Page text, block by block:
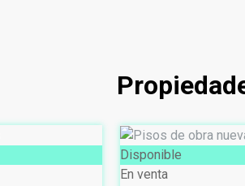
Disponible
En venta